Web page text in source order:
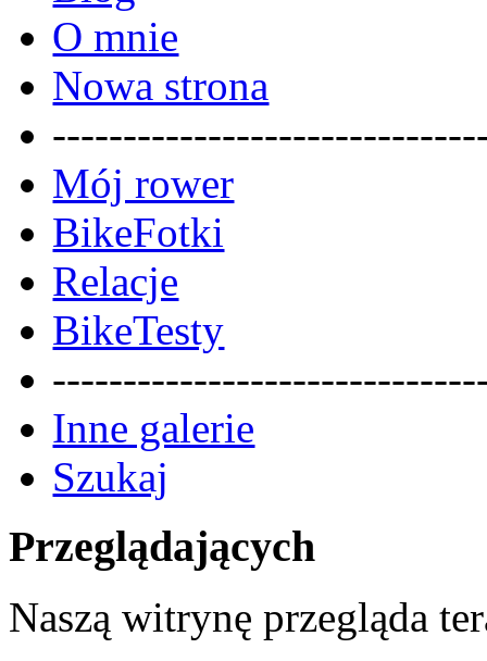
O mnie
Nowa strona
Mój rower
BikeFotki
Relacje
BikeTesty
Inne galerie
Szukaj
Przeglądających
Naszą witrynę przegląda